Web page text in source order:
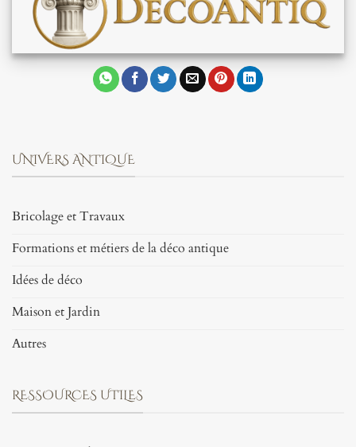
UNIVERS ANTIQUE
Bricolage et Travaux
Formations et métiers de la déco antique
Idées de déco
Maison et Jardin
Autres
RESSOURCES UTILES